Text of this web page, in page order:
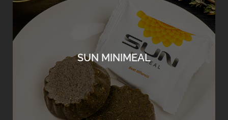
SUN MINIMEAL
DAS EINFACHSTE UND LEICHTESTE
TRAININGSGERÄT!
MINIMEALS sind die ersten von Natur aus
nährstoffkompletten Mahlzeiten für unterwegs,
die essfertig sind und in jede Hosentasche
passen.
mehr erfahren